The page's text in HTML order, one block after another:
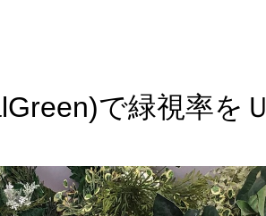
で緑視率を